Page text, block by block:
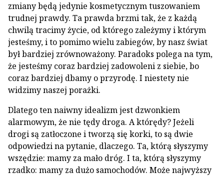
zmiany będą jedynie kosmetycznym tuszowaniem
trudnej prawdy. Ta prawda brzmi tak, że z każdą
chwilą tracimy życie, od którego zależymy i którym
jesteśmy, i to pomimo wielu zabiegów, by nasz świat
był bardziej zrównoważony. Paradoks polega na tym,
że jesteśmy coraz bardziej zadowoleni z siebie, bo
coraz bardziej dbamy o przyrodę. I niestety nie
widzimy naszej porażki.
Dlatego ten naiwny idealizm jest dzwonkiem
alarmowym, że nie tędy droga. A którędy? Jeżeli
drogi są zatłoczone i tworzą się korki, to są dwie
odpowiedzi na pytanie, dlaczego. Ta, którą słyszymy
wszędzie: mamy za mało dróg. I ta, którą słyszymy
rzadko: mamy za dużo samochodów. Może najwyższy